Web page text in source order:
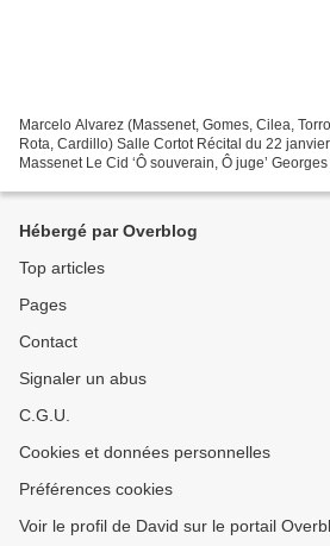
Marcelo Alvarez (Massenet, Gomes, Cilea,
Rota, Cardillo) Salle Cortot Récital du 22
Massenet Le Cid ‘Ô souverain, Ô juge’
Hébergé par Overblog
Top articles
Pages
Contact
Signaler un abus
C.G.U.
Cookies et données personnelles
Préférences cookies
Voir le profil de David sur le portail